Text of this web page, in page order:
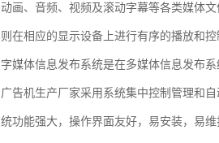
动画、音频、视频及滚动字幕等各类媒体
则在相应的显示设备上进行有序的播放和
字媒体信息发布系统是在多媒体信息发布
广告机生产厂家采用系统集中控制管理和
统功能强大，操作界面友好，易安装，易